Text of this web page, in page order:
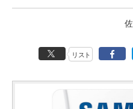
リスト